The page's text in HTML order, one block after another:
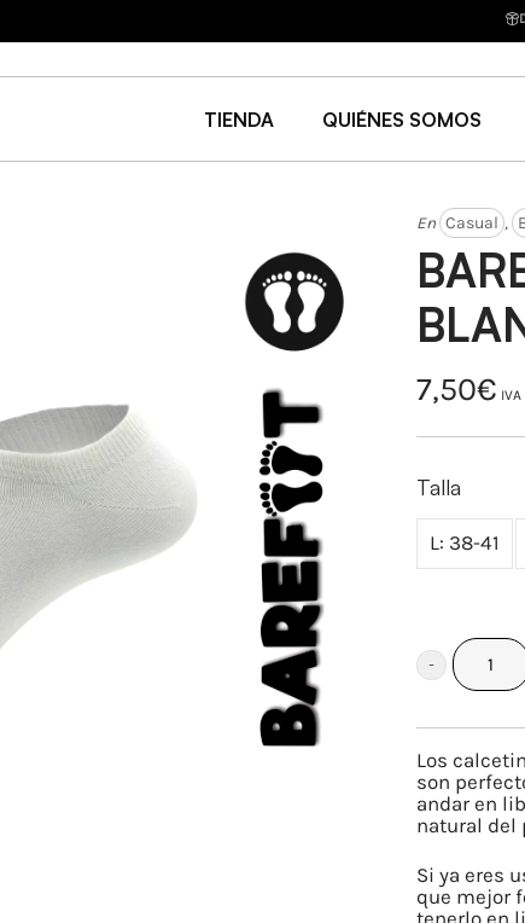
| Devuelve en un plazo de 30
TIENDA QUIÉNES SOMOS
En Casual ,
7,50€
Talla
L: 38-41
BAREFOOT
BLANCO
cantidad
Los
son
andar en
natural del
Si ya eres
que mejor
tenerlo en